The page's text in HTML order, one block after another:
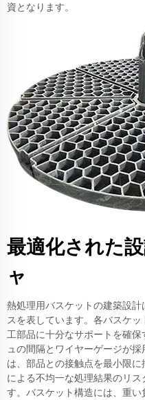
資となります。
最適化された
ャ
熱処理用バスケットの建築設
スを表しています。各バスケ
工部品に十分なサポートを確
ュの間隔とワイヤーゲージが
は、部品との接触点を最小限
による不均一な処理結果のリ
す。バスケット構造には、重